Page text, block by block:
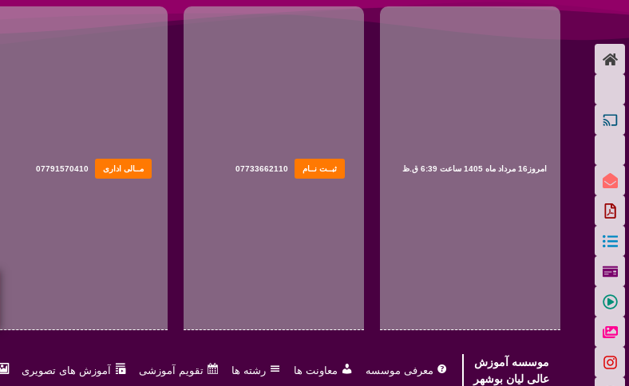
امروز16 مرداد ماه 1405 ساعت 6:39 ق.ظ 07733662110 ثبــت نــام 07791570410 مــالی اداری
موسسه آموزش
عالی لیان بوشهر
معرفی موسسه معاونت ها رشته ها تقویم آموزشی آموزش های تصویری